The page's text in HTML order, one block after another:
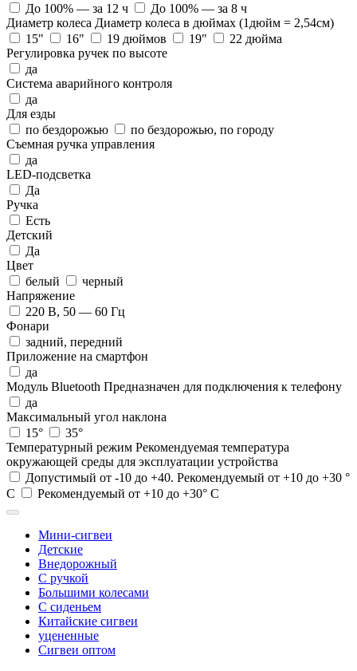
До 100% — за 12 ч
До 100% — за 8 ч
Диаметр колеса Диаметр колеса в дюймах (1дюйм = 2,54см)
15"
16" 19 дюймов 19"
22 дюйма
Регулировка ручек по высоте
да
Система аварийного контроля
да
Для езды
по бездорожью
по бездорожью, по городу
Съемная ручка управления
да
LED-подсветка
Да
Ручка
Есть
Детский
Да
Цвет
белый
черный
Напряжение
220 В, 50 — 60 Гц
Фонари
задний, передний
Приложение на смартфон
да
Модуль Bluetooth Предназначен для подключения к телефону
да
Максимальный угол наклона
15°
35°
Температурный режим Рекомендуемая температура
окружающей среды для эксплуатации устройства
Допустимый от -10 до +40. Рекомендуемый от +10 до +30 °
С
Рекомендуемый от +10 до +30° С
Мини-сигвеи
Детские
Внедорожный
С ручкой
Большими колесами
С сиденьем
Китайские сигвеи
уцененные
Сигвеи оптом